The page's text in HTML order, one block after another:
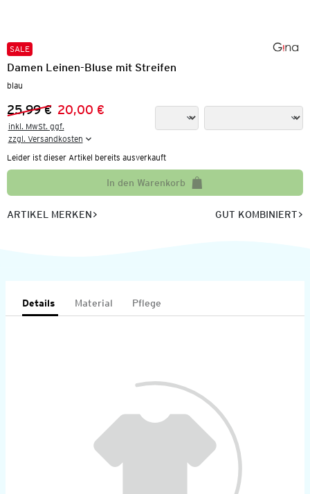
SALE
Damen Leinen-Bluse mit Streifen
blau
Vorheriger Preis:
25,99 €
Neuer Preis:20,00 €
inkl. MwSt. ggf.
zzgl. Versandkosten
Leider ist dieser Artikel bereits ausverkauft
In den Warenkorb
ARTIKEL MERKEN GUT KOMBINIERT
Details Material Pflege